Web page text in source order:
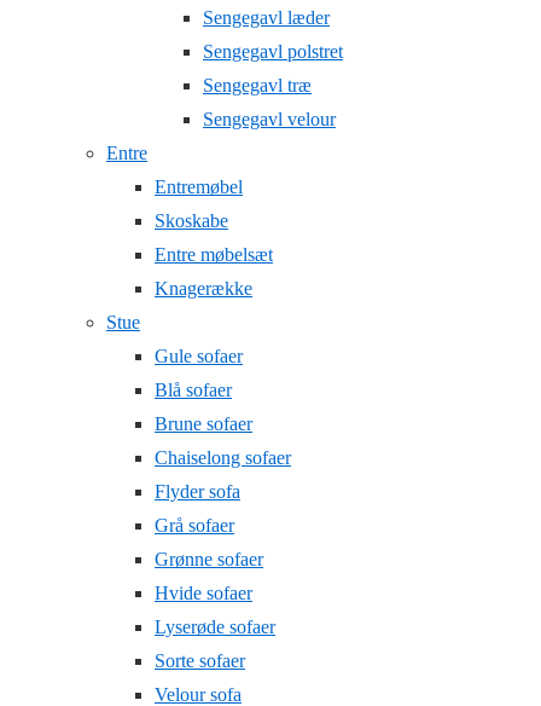
Sengegavl læder
Sengegavl polstret
Sengegavl træ
Sengegavl velour
Entre
Entremøbel
Skoskabe
Entre møbelsæt
Knagerække
Stue
Gule sofaer
Blå sofaer
Brune sofaer
Chaiselong sofaer
Flyder sofa
Grå sofaer
Grønne sofaer
Hvide sofaer
Lyserøde sofaer
Sorte sofaer
Velour sofa